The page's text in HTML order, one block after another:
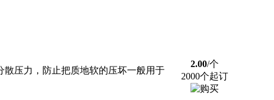
压力，防止把质地软的压坏一般用于
2.00/个
2000个起订